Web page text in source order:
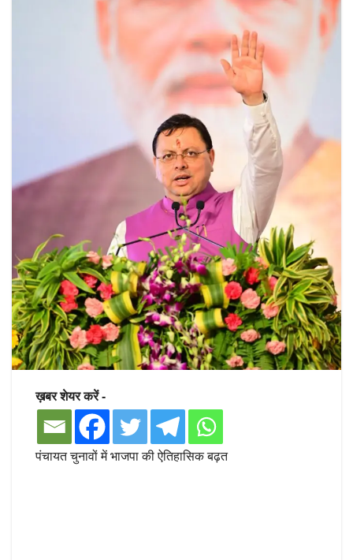
ख़बर शेयर करें -
पंचायत चुनावों में भाजपा की ऐतिहासिक बढ़त